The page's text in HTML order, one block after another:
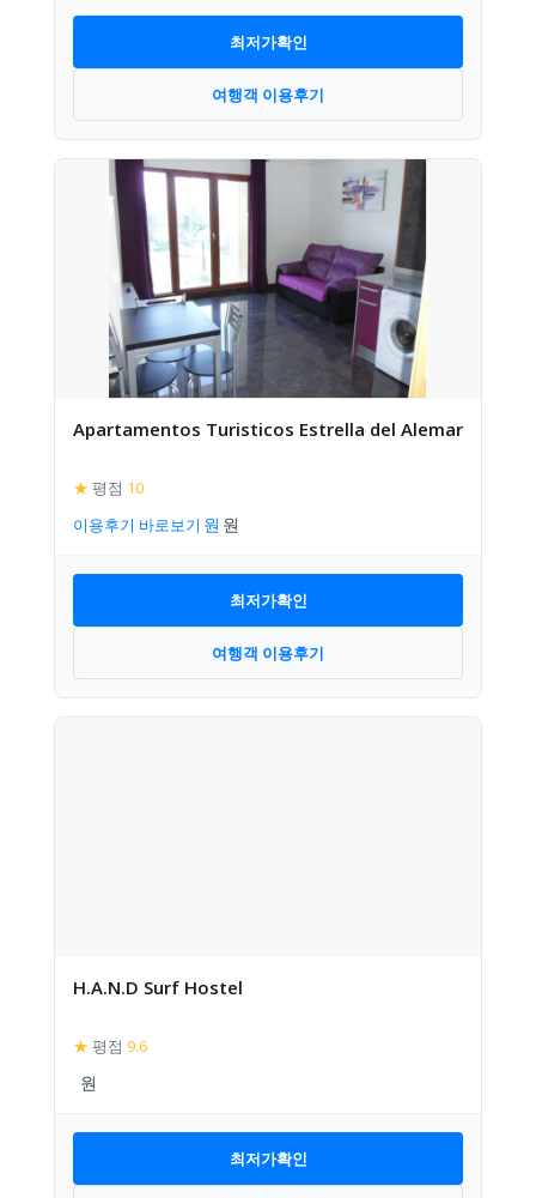
최저가확인
여행객 이용후기
Apartamentos Turisticos Estrella del Alemar
★ 평점 10
이용후기 바로보기
최저가확인
여행객 이용후기
H.A.N.D Surf Hostel
★ 평점 9.6
최저가확인